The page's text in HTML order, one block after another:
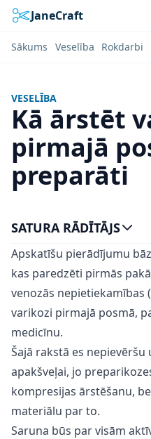
JaneCraft
Sākums Veselība Rokdarbi
VESELĪBA
Kā ārstēt
pirmajā
preparāti
Apskatīšu pierādījumu
kas paredzēti pirmās
venozās nepietiekamības
varikozi pirmajā posmā,
medicīnu.
Šajā rakstā es
apakšveļai, jo
kompresijas ārstēšanu,
materiālu par to.
Saruna būs par visām
SATURA RĀDĪTĀJS